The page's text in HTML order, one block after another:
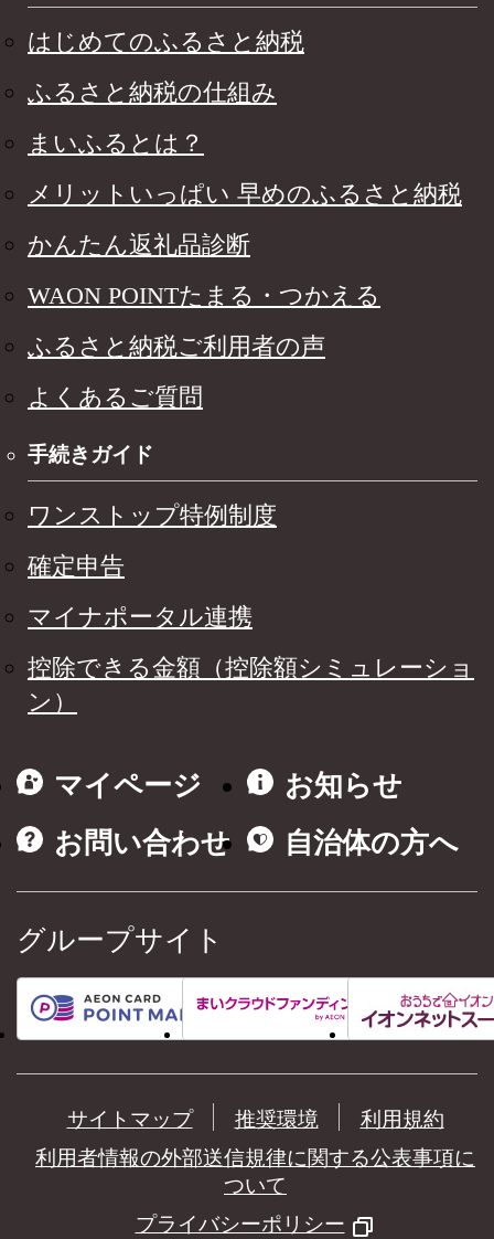
はじめてのふるさと納税
ふるさと納税の仕組み
まいふるとは？
メリットいっぱい 早めのふるさと納税
かんたん返礼品診断
WAON POINTたまる・つかえる
ふるさと納税ご利用者の声
よくあるご質問
手続きガイド
ワンストップ特例制度
確定申告
マイナポータル連携
控除できる金額（控除額シミュレーショ
ン）
マイページ
お知らせ
お問い合わせ
自治体の方へ
グループサイト
サイトマップ 推奨環境
利用規約
利用者情報の外部送信規律に関する公表事項に
ついて
プライバシーポリシー